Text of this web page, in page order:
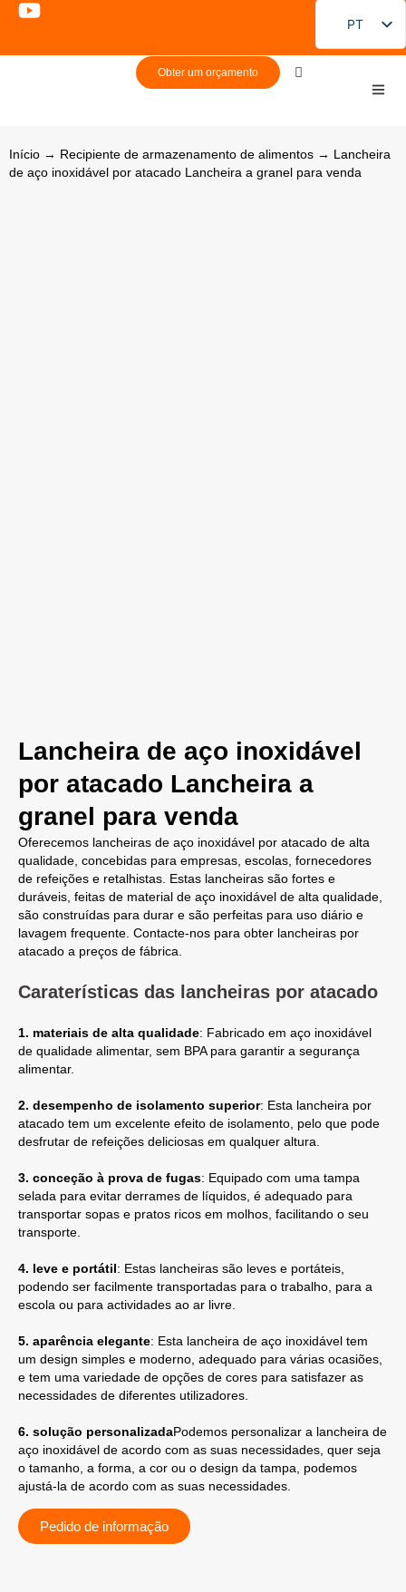
PT
EN
RU
Obter um orçamento
Início → Recipiente de armazenamento de alimentos → Lancheira
de aço inoxidável por atacado Lancheira a granel para venda
Lancheira de aço inoxidável
por atacado Lancheira a
granel para venda
Oferecemos lancheiras de aço inoxidável por atacado de alta
qualidade, concebidas para empresas, escolas, fornecedores
de refeições e retalhistas. Estas lancheiras são fortes e
duráveis, feitas de material de aço inoxidável de alta qualidade,
são construídas para durar e são perfeitas para uso diário e
lavagem frequente. Contacte-nos para obter lancheiras por
atacado a preços de fábrica.
Caraterísticas das lancheiras por atacado
1. materiais de alta qualidade: Fabricado em aço inoxidável
de qualidade alimentar, sem BPA para garantir a segurança
alimentar.
2. desempenho de isolamento superior: Esta lancheira por
atacado tem um excelente efeito de isolamento, pelo que pode
desfrutar de refeições deliciosas em qualquer altura.
3. conceção à prova de fugas: Equipado com uma tampa
selada para evitar derrames de líquidos, é adequado para
transportar sopas e pratos ricos em molhos, facilitando o seu
transporte.
4. leve e portátil: Estas lancheiras são leves e portáteis,
podendo ser facilmente transportadas para o trabalho, para a
escola ou para actividades ao ar livre.
5. aparência elegante: Esta lancheira de aço inoxidável tem
um design simples e moderno, adequado para várias ocasiões,
e tem uma variedade de opções de cores para satisfazer as
necessidades de diferentes utilizadores.
6. solução personalizadaPodemos personalizar a lancheira de
aço inoxidável de acordo com as suas necessidades, quer seja
o tamanho, a forma, a cor ou o design da tampa, podemos
ajustá-la de acordo com as suas necessidades.
Pedido de informação